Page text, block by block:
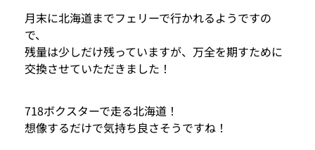
月末に北海道までフェリーで行かれるようですの
で、
残量は少しだけ残っていますが、万全を期すために
交換させていただきました！
718ボクスターで走る北海道！
想像するだけで気持ち良さそうですね！